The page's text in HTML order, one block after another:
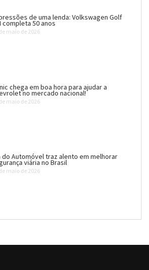
de uma lenda: Volkswagen Golf
completa 50 anos
maio de 2026
chega em boa hora para ajudar a
no mercado nacional!
maio de 2026
do Automóvel traz alento em melhorar
viária no Brasil
maio de 2026